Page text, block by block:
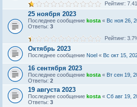
Рейтинг:
25 ноября 2023
Последнее сообщение kosta « Вс ноя 26,
Ответы: 3
Рейтинг:
Октябрь 2023
Последнее сообщение Noel « Вс окт 15,
16 сентября 2023
Последнее сообщение kosta « Вт сен 19,
Ответы: 2
19 августа 2023
Последнее сообщение kosta « Сб авг 19,
Ответы: 3